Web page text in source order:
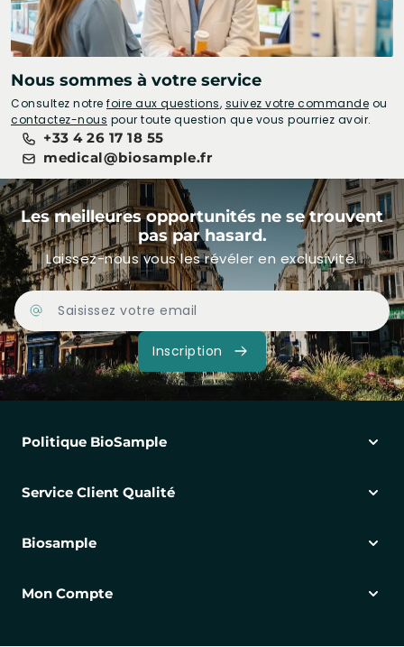
Nous sommes à votre service
Consultez notre foire aux questions, suivez votre commande ou
contactez-nous pour toute question que vous pourriez avoir.
+33 4 26 17 18 55
medical@biosample.fr
Les meilleures opportunités ne se trouvent
pas par hasard.
Laissez-nous vous les révéler en exclusivité.
Adresse Email
Inscription
Politique BioSample
Service Client Qualité
Biosample
Mon Compte